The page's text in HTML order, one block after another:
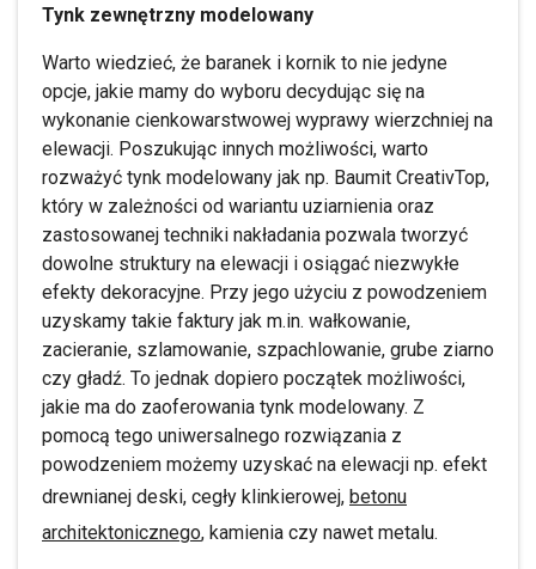
Tynk zewnętrzny modelowany
Warto wiedzieć, że baranek i kornik to nie jedyne
opcje, jakie mamy do wyboru decydując się na
wykonanie cienkowarstwowej wyprawy wierzchniej na
elewacji. Poszukując innych możliwości, warto
rozważyć tynk modelowany jak np. Baumit CreativTop,
który w zależności od wariantu uziarnienia oraz
zastosowanej techniki nakładania pozwala tworzyć
dowolne struktury na elewacji i osiągać niezwykłe
efekty dekoracyjne. Przy jego użyciu z powodzeniem
uzyskamy takie faktury jak m.in. wałkowanie,
zacieranie, szlamowanie, szpachlowanie, grube ziarno
czy gładź. To jednak dopiero początek możliwości,
jakie ma do zaoferowania tynk modelowany. Z
pomocą tego uniwersalnego rozwiązania z
powodzeniem możemy uzyskać na elewacji np. efekt
drewnianej deski, cegły klinkierowej, betonu
architektonicznego, kamienia czy nawet metalu.